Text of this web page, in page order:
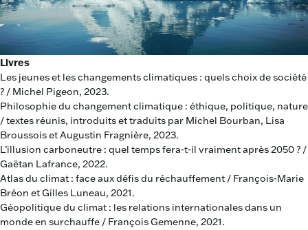
Livres
Les jeunes et les changements climatiques : quels choix de société
? / Michel Pigeon, 2023.
Philosophie du changement climatique : éthique, politique, nature
/ textes réunis, introduits et traduits par Michel Bourban, Lisa
Broussois et Augustin Fragnière, 2023.
L’illusion carboneutre : quel temps fera-t-il vraiment après 2050 ? /
Gaëtan Lafrance, 2022.
Atlas du climat : face aux défis du réchauffement / François-Marie
Bréon et Gilles Luneau, 2021.
Géopolitique du climat : les relations internationales dans un
monde en surchauffe / François Gemenne, 2021.